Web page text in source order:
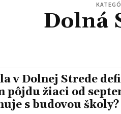
Dolná
v Dolnej Strede
pôjdu žiaci od
s budovou školy?